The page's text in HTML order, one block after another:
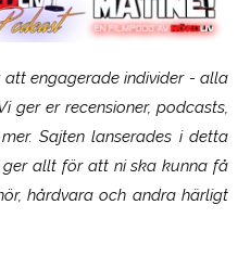
engagerade individer - alla
ger er recensioner, podcasts,
Sajten lanserades i detta
allt för att ni ska kunna få
hårdvara och andra härligt